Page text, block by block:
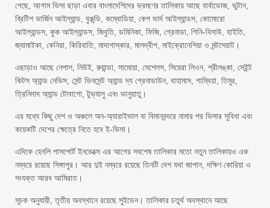
গেছে, আগাম ভিসা ছাড়া এবার বাংলাদেশিদের ভ্রমণের তালিকায় আছে বার্বাডোজ, ভুটান,
ব্রিটিশ ভার্জিন আইল্যান্ড, বুরুন্ডি, কম্বোডিয়া, কেপ ভার্দ আইল্যান্ডস, কোমোরো
আইল্যান্ডস, কুক আইল্যান্ডস, জিবুতি, ডমিনিকা, ফিজি, গ্রেনাডা, গিনি-বিসাউ, হাইতি,
জ্যামাইকা, কেনিয়া, কিরিবাতি, মাদাগাস্কার, মালদ্বীপ, মাইক্রোনেশিয়া ও মন্টসেরাট।
এছাড়াও আছে নেপাল, নিউই, রুয়ান্ডা, সামোয়া, সেশেলস, সিয়েরা লিওন, শ্রীলঙ্কা, সেইন্ট
কিটস অ্যান্ড নেভিস, সেন্ট ভিনসেন্ট অ্যান্ড দ্য গ্রেনাডাউন, বাহামাস, গাম্বিয়া, তিমুর,
ত্রিনিদাদ অ্যান্ড টোবাগো, টুভ্যালু এবং ভানুয়াতু।
এর মধ্যে কিছু দেশ ও অঞ্চলে অন-অ্যারাইভাল বা বিমানবন্দরে নামার পর ভিসার সুবিধা এবং
কয়েকটি দেশের ক্ষেত্রে নিতে হবে ই-ভিসা।
এদিকে হেনলি পাসপোর্ট ইনডেক্সে এর আগের সবশেষ তালিকার মতো নতুন তালিকায়ও এক
নম্বরে রয়েছে সিঙ্গাপুর। আর দুই নম্বরে রয়েছে তিনটি দেশ যথা জাপান, দক্ষিণ কোরিয়া ও
সংযক্ত আরব আমিরাত।
সূচক অনুযায়ী, তৃতীয় অবস্থানে রয়েছে সুইডেন। তালিকার চতুর্থ অবস্থানে আছে